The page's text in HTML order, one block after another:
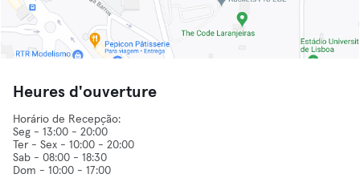
Heures d'ouverture
Horário de Recepção:
Seg - 13:00 - 20:00
Ter - Sex - 10:00 - 20:00
Sab - 08:00 - 18:30
Dom - 10:00 - 17:00